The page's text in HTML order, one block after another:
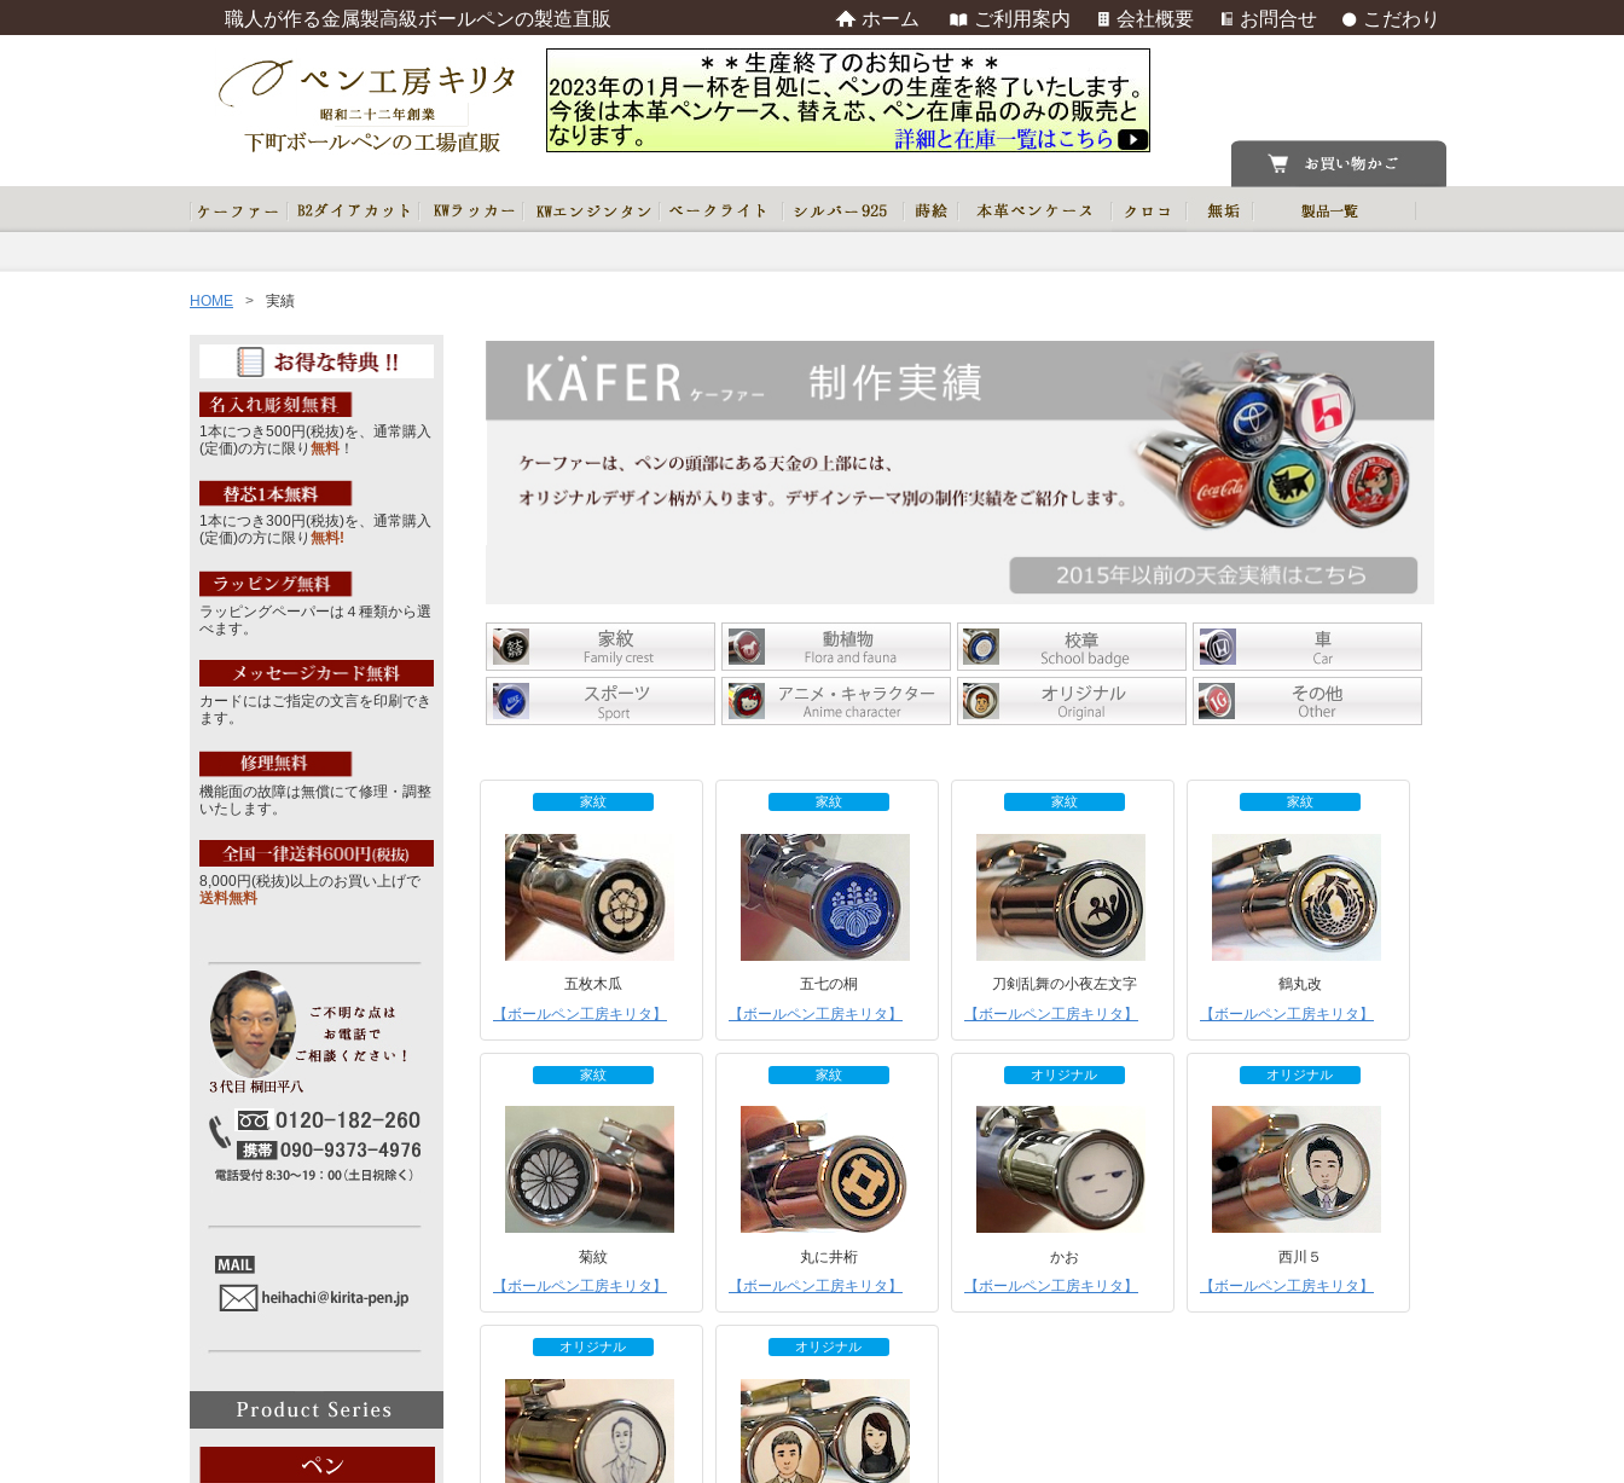
HOME 実績
五枚木瓜
家紋
【ボールペン工房キリタ】
五七の桐
家紋
【ボールペン工房キリタ】
刀剣乱舞の小夜左文字
家紋
【ボールペン工房キリタ】
鶴丸改
家紋
【ボールペン工房キリタ】
菊紋
家紋
【ボールペン工房キリタ】
丸に井桁
家紋
【ボールペン工房キリタ】
かお
オリジナル
【ボールペン工房キリタ】
西川５
オリジナル
【ボールペン工房キリタ】
オリジナル オリジナル
1本につき500円(税抜)を、通常購入
(定価)の方に限り 無料 ！
1本につき300円(税抜)を、通常購入
(定価)の方に限り 無料!
ラッピングペーパーは４種類から選
べます。
カードにはご指定の文言を印刷でき
ます。
機能面の故障は無償にて修理・調整
いたします。
8,000円(税抜)以上のお買い上げで
送料無料
職人が作る金属製高級ボールペンの製造直販 ホーム ご利用案内 会社概要 お問合せ こだわり